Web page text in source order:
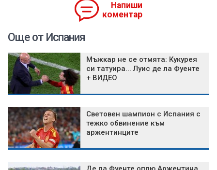
Напиши
коментар
Още от Испания
Мъжкар не се отмята: Кукурея
си татуира... Луис де ла Фуенте
+ ВИДЕО
Световен шампион с Испания с
тежко обвинение към
аржентинците